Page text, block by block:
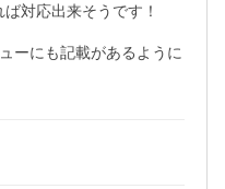
対応出来そうです！
ーにも記載があるように